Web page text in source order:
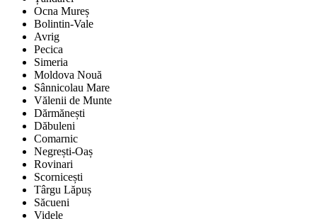
Ocna Mureș
Bolintin-Vale
Avrig
Pecica
Simeria
Moldova Nouă
Sânnicolau Mare
Vălenii de Munte
Dărmănești
Dăbuleni
Comarnic
Negrești-Oaș
Rovinari
Scornicești
Târgu Lăpuș
Săcueni
Videle